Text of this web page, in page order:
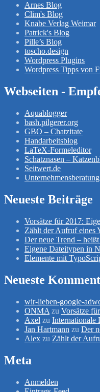
Arnes Blog
Clim's Blog
Knabe Verlag Weimar
Patrick's Blog
Pille’s Blog
toscho.design
Wordpress Plugins
Wordpress Tipps von
Webseiten -
Aquablogger
bash.pilgerer.org
GBO – Chatzitate
Handarbeitsblog
LaTeX-Formeleditor
Schatznasen –
Seitwert.de
Neueste Beiträge
Vorsätze für 2017:
Zählt der Aufruf eines
Der neue Trend –
Eigene Dateitypen in
Elemente mit
Neueste
wir-lieben-google-
ONMA zu Vorsätze
Axel zu Internationale
Jan Hartmann zu Der
Alex zu Zählt der
Meta
Anmelden